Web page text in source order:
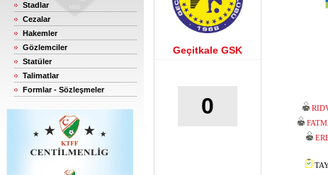
Stadlar
Cezalar
Hakemler
Gözlemciler
Statüler
Talimatlar
Formlar - Sözleşmeler
Geçitkale GSK
0